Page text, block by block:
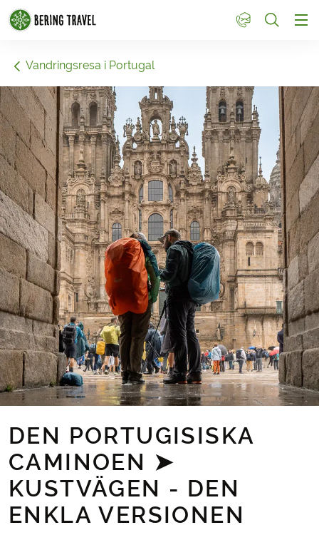
1
Vandringsresa i Portugal
DEN PORTUGISISKA
CAMINOEN ➤
KUSTVÄGEN - DEN
ENKLA VERSIONEN